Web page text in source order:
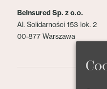
BeInsured Sp. z o.o.
Al. Solidarności 153 lok. 2
00-877 Warszawa